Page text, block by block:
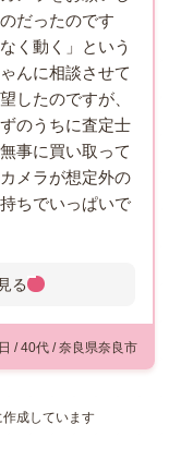
だったのです
く動く」という
んに相談させて
したのですが、
のうちに査定士
事に買い取って
メラが想定外の
ちでいっぱいで
お客様よりご
タの『XD』
売されたフィ
見る
/ 40代 / 奈良県奈良市
成しています